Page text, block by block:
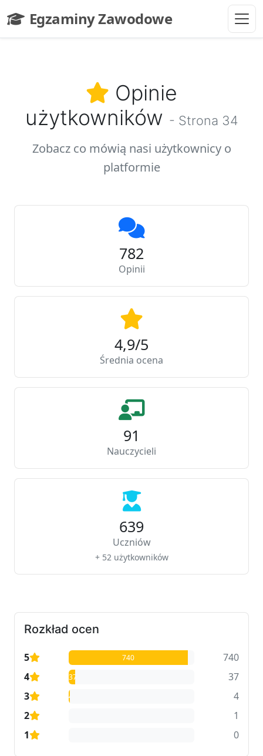
Egzaminy Zawodowe
- strona główna
Opinie
użytkowników - Strona 34
Zobacz co mówią nasi użytkownicy o
platformie
782
Opinii
4,9/5
Średnia ocena
91
Nauczycieli
639
Uczniów
+ 52 użytkowników
Rozkład ocen
5 740
740
4
37
37
3
4
4
2
1
1
0